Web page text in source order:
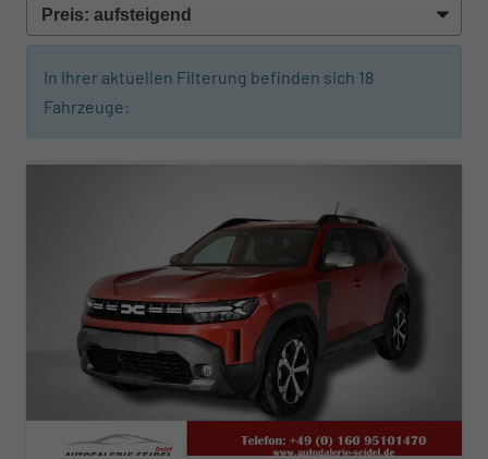
In Ihrer aktuellen Filterung befinden sich 18
Fahrzeuge:
ab 260,– € mtl.